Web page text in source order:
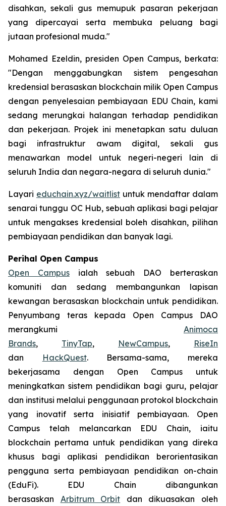
disahkan, sekali gus memupuk pasaran pekerjaan
yang dipercayai serta membuka peluang bagi
jutaan profesional muda."
Mohamed Ezeldin, presiden Open Campus, berkata:
"Dengan menggabungkan sistem pengesahan
kredensial berasaskan blockchain milik Open Campus
dengan penyelesaian pembiayaan EDU Chain, kami
sedang merungkai halangan terhadap pendidikan
dan pekerjaan. Projek ini menetapkan satu duluan
bagi infrastruktur awam digital, sekali gus
menawarkan model untuk negeri-negeri lain di
seluruh India dan negara-negara di seluruh dunia."
Layari educhain.xyz/waitlist untuk mendaftar dalam
senarai tunggu OC Hub, sebuah aplikasi bagi pelajar
untuk mengakses kredensial boleh disahkan, pilihan
pembiayaan pendidikan dan banyak lagi.
Perihal Open Campus
Open Campusialah sebuah DAO berteraskan
komuniti dan sedang membangunkan lapisan
kewangan berasaskan blockchain untuk pendidikan.
Penyumbang teras kepada Open Campus DAO
merangkumi Animoca
Brands, TinyTap, NewCampus, RiseIn
dan
HackQuest. Bersama-sama, mereka
bekerjasama dengan Open Campus untuk
meningkatkan sistem pendidikan bagi guru, pelajar
dan institusi melalui penggunaan protokol blockchain
yang inovatif serta inisiatif pembiayaan. Open
Campus telah melancarkan EDU Chain, iaitu
blockchain pertama untuk pendidikan yang direka
khusus bagi aplikasi pendidikan berorientasikan
pengguna serta pembiayaan pendidikan on-chain
(EduFi). EDU Chain dibangunkan
berasaskan Arbitrum Orbit dan dikuasakan oleh